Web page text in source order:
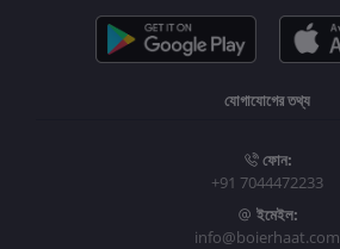
যোগাযোগের তথ্য
ফোন:
+91 7044472233
ইমেইল:
info@boierhaat.com